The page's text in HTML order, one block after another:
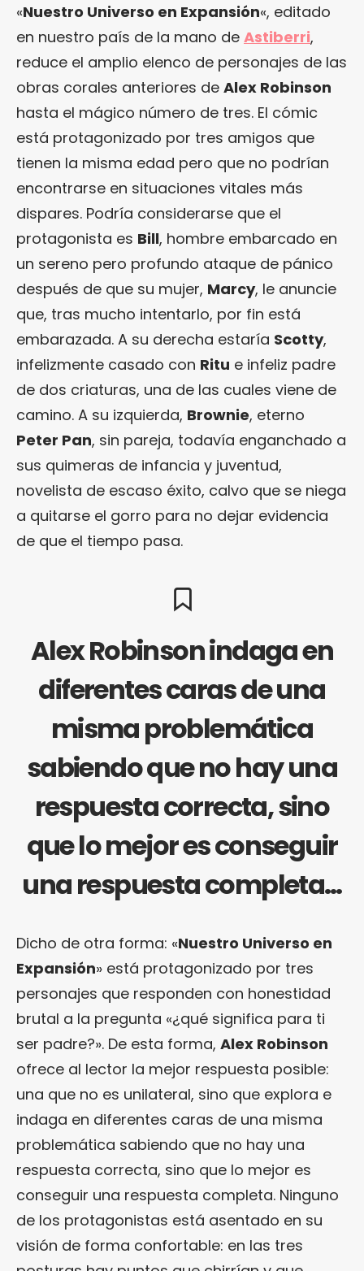
«Nuestro Universo en Expansión«, editado
en nuestro país de la mano de Astiberri,
reduce el amplio elenco de personajes de las
obras corales anteriores de Alex Robinson
hasta el mágico número de tres. El cómic
está protagonizado por tres amigos que
tienen la misma edad pero que no podrían
encontrarse en situaciones vitales más
dispares. Podría considerarse que el
protagonista es Bill, hombre embarcado en
un sereno pero profundo ataque de pánico
después de que su mujer, Marcy, le anuncie
que, tras mucho intentarlo, por fin está
embarazada. A su derecha estaría Scotty,
infelizmente casado con Ritu e infeliz padre
de dos criaturas, una de las cuales viene de
camino. A su izquierda, Brownie, eterno
Peter Pan, sin pareja, todavía enganchado a
sus quimeras de infancia y juventud,
novelista de escaso éxito, calvo que se niega
a quitarse el gorro para no dejar evidencia
de que el tiempo pasa.
Alex Robinson indaga en
diferentes caras de una
misma problemática
sabiendo que no hay una
respuesta correcta, sino
que lo mejor es conseguir
una respuesta completa…
Dicho de otra forma: «Nuestro Universo en
Expansión» está protagonizado por tres
personajes que responden con honestidad
brutal a la pregunta «¿qué significa para ti
ser padre?». De esta forma, Alex Robinson
ofrece al lector la mejor respuesta posible:
una que no es unilateral, sino que explora e
indaga en diferentes caras de una misma
problemática sabiendo que no hay una
respuesta correcta, sino que lo mejor es
conseguir una respuesta completa. Ninguno
de los protagonistas está asentado en su
visión de forma confortable: en las tres